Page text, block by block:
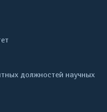
должностей научных